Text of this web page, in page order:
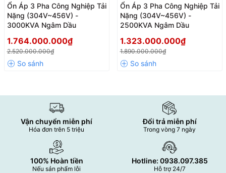
Ổn Áp 3 Pha Công Nghiệp Tải
Nặng (304V~456V) -
3000KVA Ngâm Dầu
1.764.000.000₫
2.520.000.000₫
Ổn Áp 3 Pha Công Nghiệp Tải
Nặng (304V~456V) -
2500KVA Ngâm Dầu
1.323.000.000₫
1.890.000.000₫
Vận chuyển miễn phí
Hóa đơn trên 5 triệu
Đổi trả miễn phí
Trong vòng 7 ngày
100% Hoàn tiền
Nếu sản phẩm lỗi
Hotline: 0938.097.385
Hỗ trợ 24/7